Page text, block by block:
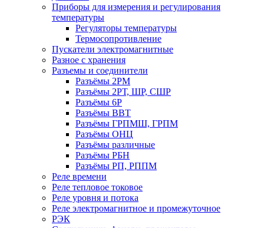
Приборы для измерения и регулирования
температуры
Регуляторы температуры
Термосопротивление
Пускатели электромагнитные
Разное с хранения
Разъемы и соединители
Разъёмы 2РМ
Разъёмы 2РТ, ШР, СШР
Разъёмы 6Р
Разъёмы ВВТ
Разъёмы ГРПМШ, ГРПМ
Разъёмы ОНЦ
Разъёмы различные
Разъёмы РБН
Разъёмы РП, РППМ
Реле времени
Реле тепловое токовое
Реле уровня и потока
Реле электромагнитное и промежуточное
РЭК